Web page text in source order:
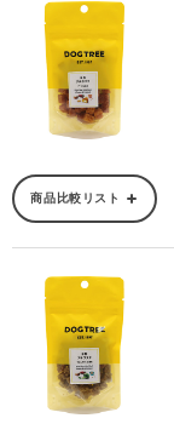
商品比較リスト